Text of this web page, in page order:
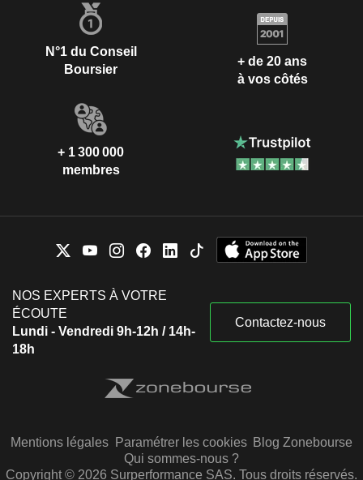
N°1 du Conseil
Boursier
+ de 20 ans
à vos côtés
+ 1 300 000
membres
NOS EXPERTS À VOTRE
ÉCOUTE
Lundi - Vendredi 9h-12h / 14h-
18h
Contactez-nous
Mentions légales Paramétrer les cookies Blog Zonebourse
Qui sommes-nous ?
Copyright © 2026 Surperformance SAS. Tous droits réservés.